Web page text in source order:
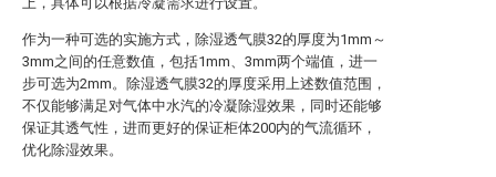
作为一种可选的实施方式，除湿透气膜32的厚度为1mm～
3mm之间的任意数值，包括1mm、3mm两个端值，进一
步可选为2mm。除湿透气膜32的厚度采用上述数值范围，
不仅能够满足对气体中水汽的冷凝除湿效果，同时还能够
保证其透气性，进而更好的保证柜体200内的气流循环，
优化除湿效果。